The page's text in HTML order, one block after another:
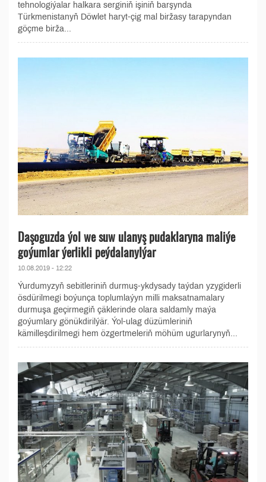
tehnologiýalar halkara serginiň işiniň barşynda
Türkmenistanyň Döwlet haryt-çig mal biržasy tarapyndan
göçme birža...
Daşoguzda ýol we suw ulanyş pudaklaryna maliýe
goýumlar ýerlikli peýdalanylýar
10.08.2019 - 12:22
Ýurdumyzyň sebitleriniň durmuş-ykdysady taýdan yzygiderli
ösdürilmegi boýunça toplumlaýyn milli maksatnamalary
durmuşa geçirmegiň çäklerinde olara saldamly maýa
goýumlary gönükdirilýär. Ýol-ulag düzümleriniň
kämilleşdirilmegi hem özgertmeleriň möhüm ugurlarynyň...